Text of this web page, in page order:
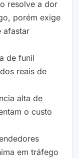
resolve a dor
porém exige
afastar
de funil
reais de
alta de
o custo
em tráfego